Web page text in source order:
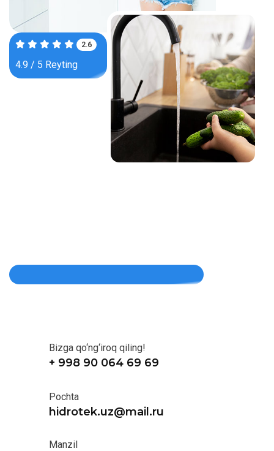
4.0
4.9 / 5 Reyting
Bizga qo‘ng‘iroq qiling!
+ 998 90 064 69 69
Pochta
hidrotek.uz@mail.ru
Manzil